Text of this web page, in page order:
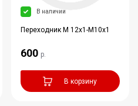
В наличии
Переходник М 12х1-М10х1
600 р.
В корзину